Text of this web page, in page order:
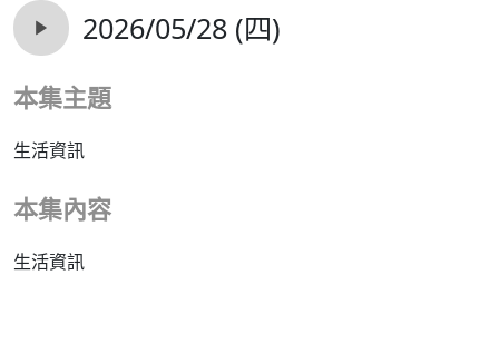
2026/05/28 (四)
本集主題
生活資訊
本集內容
生活資訊